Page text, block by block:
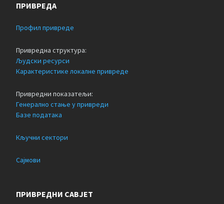
ПРИВРЕДА
Профил привреде
Привредна структура:
Људски ресурси
Карактеристике локалне привреде
Привредни показатељи:
Генерално стање у привреди
Базе података
Кључни сектори
Сајмови
ПРИВРЕДНИ САВЈЕТ